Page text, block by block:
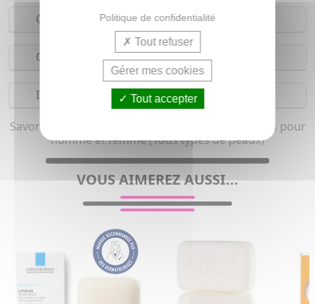
Conseils d'utilisation
Composition
Indications
Savon solide non parfumé et Savon solide surgras pour
homme et femme (Tous types de peaux)
VOUS AIMEREZ AUSSI...
Politique de confidentialité
Tout refuser
Gérer mes cookies
Tout accepter